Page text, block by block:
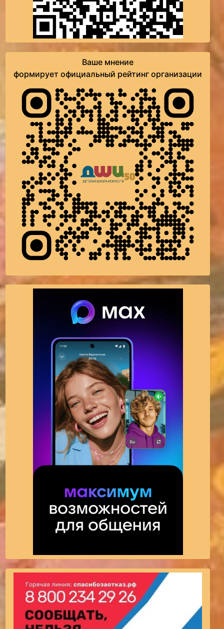
Ваше мнение
формирует официальный рейтинг организации